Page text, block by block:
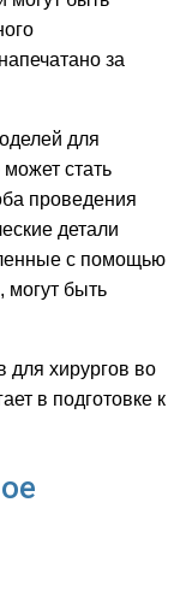
за
для
стать
проведения
детали
с помощью
могут быть
для хирургов во
в подготовке к